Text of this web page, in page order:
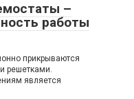
–
работы
прикрываются
решетками.
является